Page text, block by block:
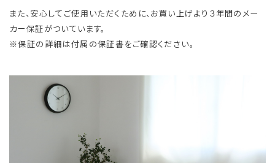
また、安心してご使用いただくために、お買い上げより３年間のメー
カー保証がついています。
※保証の詳細は付属の保証書をご確認ください。